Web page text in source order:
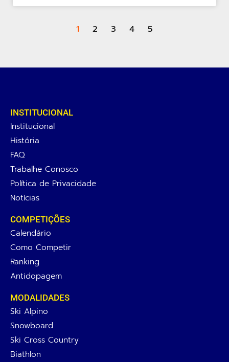
1 2 3 4 5
INSTITUCIONAL
Institucional
História
FAQ
Trabalhe Conosco
Política de Privacidade
Notícias
COMPETIÇÕES
Calendário
Como Competir
Ranking
Antidopagem
MODALIDADES
Ski Alpino
Snowboard
Ski Cross Country
Biathlon